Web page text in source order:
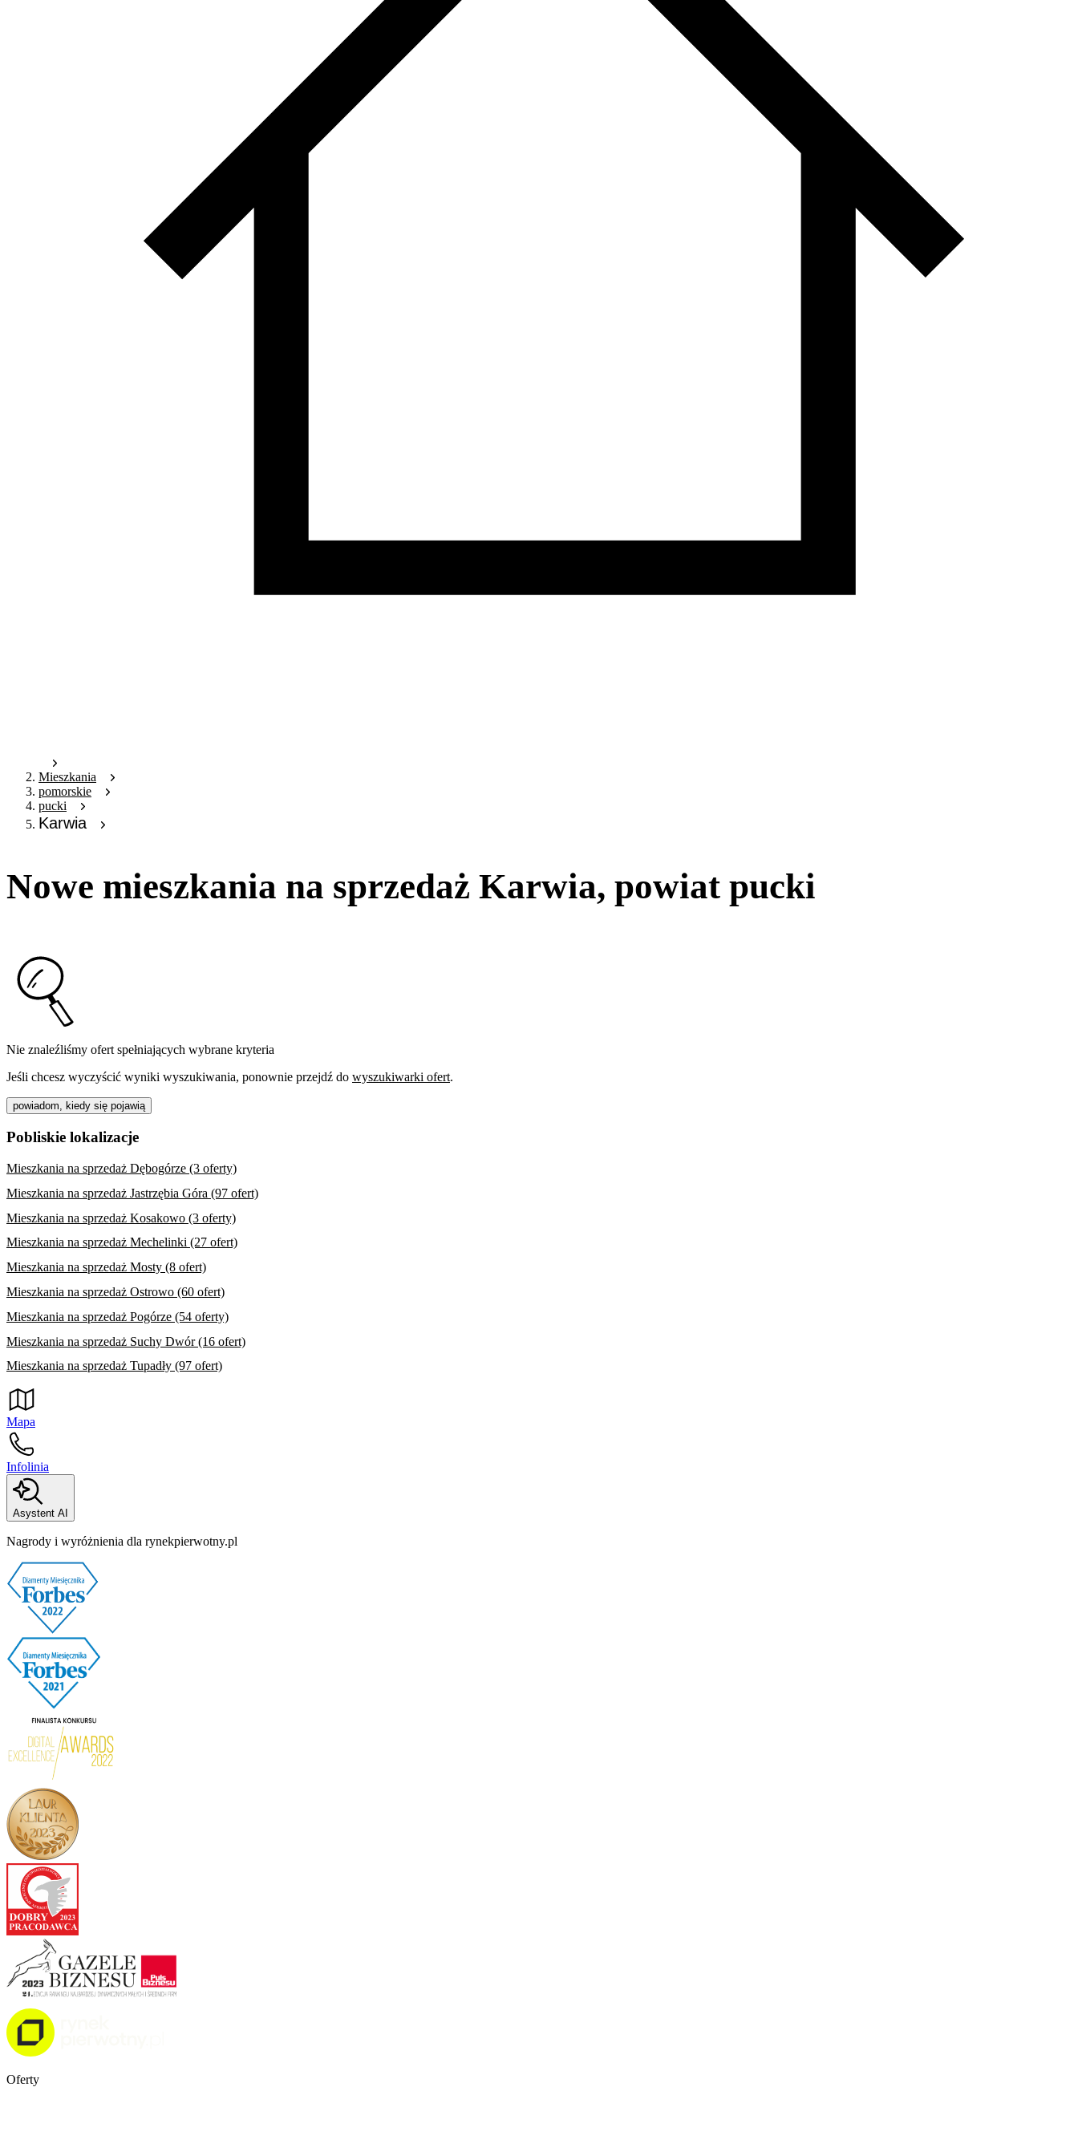
Mieszkania
pomorskie
pucki
Karwia
Nowe mieszkania na sprzedaż Karwia, powiat pucki
Nie znaleźliśmy ofert spełniających wybrane kryteria
Jeśli chcesz wyczyścić wyniki wyszukiwania, ponownie przejdź do wyszukiwarki ofert.
powiadom, kiedy się pojawią
Pobliskie lokalizacje
Mieszkania na sprzedaż Dębogórze (3 oferty)
Mieszkania na sprzedaż Jastrzębia Góra (97 ofert)
Mieszkania na sprzedaż Kosakowo (3 oferty)
Mieszkania na sprzedaż Mechelinki (27 ofert)
Mieszkania na sprzedaż Mosty (8 ofert)
Mieszkania na sprzedaż Ostrowo (60 ofert)
Mieszkania na sprzedaż Pogórze (54 oferty)
Mieszkania na sprzedaż Suchy Dwór (16 ofert)
Mieszkania na sprzedaż Tupadły (97 ofert)
Mapa
Infolinia
Asystent AI
Nagrody i wyróżnienia dla rynekpierwotny.pl
Oferty